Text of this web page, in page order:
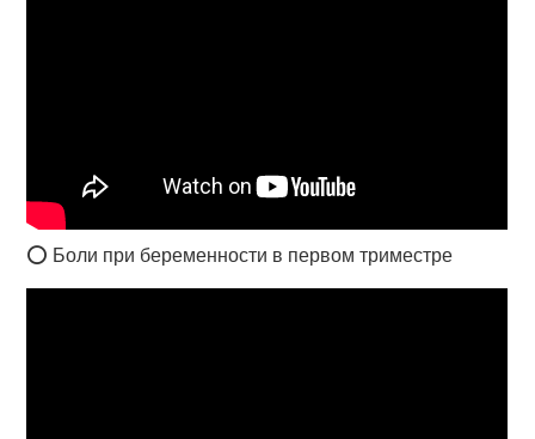
⭕ Боли при беременности в первом триместре